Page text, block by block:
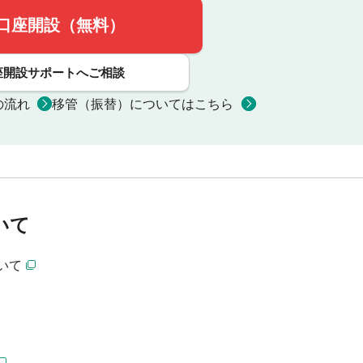
座開設（無料）
開設サポートへご相談
流れ 移管（振替）についてはこちら
て
て